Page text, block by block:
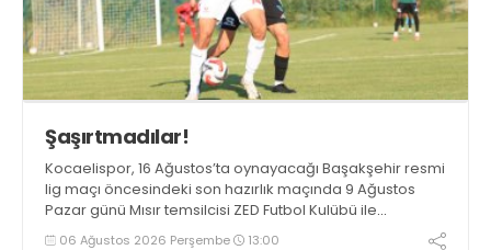
Şaşırtmadılar!
Kocaelispor, 16 Ağustos’ta oynayacağı Başakşehir resmi
lig maçı öncesindeki son hazırlık maçında 9 Ağustos
Pazar günü Mısır temsilcisi ZED Futbol Kulübü ile
karşılaşacak.
06 Ağustos 2026 Perşembe 13:00